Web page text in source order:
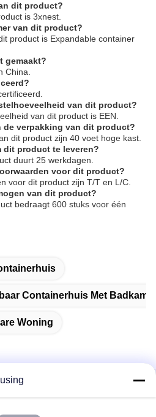
dit product?
is 3xnest.
van dit product?
product is Expandable container
gemaakt?
China.
van dit product?
van dit product is EEN.
de verpakking van dit product?
dit product zijn 40 voet hoge kast.
dit product te leveren?
duurt 25 werkdagen.
voor dit product?
voor dit product zijn T/T en L/C.
van dit product?
bedraagt 600 stuks voor één
Containerhuis Met
Woning